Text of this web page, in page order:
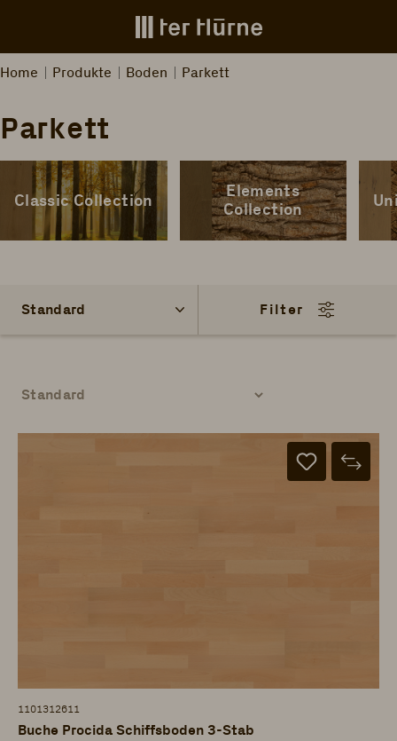
Zum Hauptinhalt springen
Home Produkte Boden Parkett
Parkett
Classic Collection
Elements
Collection
Filter
1101312611
Buche Procida Schiffsboden 3-Stab